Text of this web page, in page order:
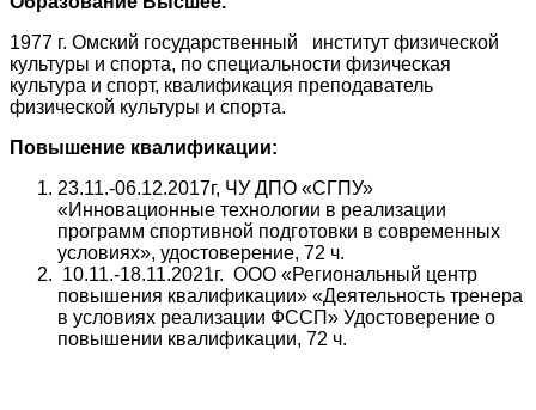
1977 г. Омский государственный институт физической
культуры и спорта, по специальности физическая
культура и спорт, квалификация преподаватель
физической культуры и спорта.
Повышение квалификации:
23.11.-06.12.2017г, ЧУ ДПО «СГПУ»
«Инновационные технологии в реализации
программ спортивной подготовки в современных
условиях», удостоверение, 72 ч.
10.11.-18.11.2021г. ООО «Региональный центр
повышения квалификации» «Деятельность тренера
в условиях реализации ФССП» Удостоверение о
повышении квалификации, 72 ч.